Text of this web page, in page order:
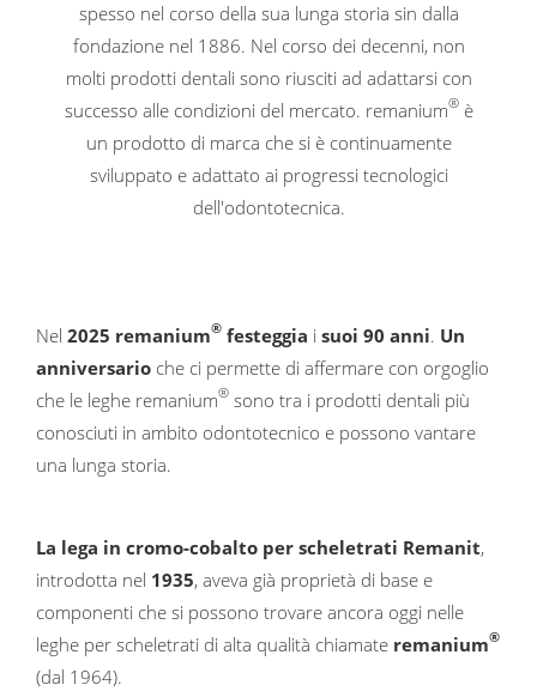
spesso nel corso della sua lunga storia sin dalla
fondazione nel 1886. Nel corso dei decenni, non
molti prodotti dentali sono riusciti ad adattarsi con
successo alle condizioni del mercato. remanium®è
un prodotto di marca che si è continuamente
sviluppato e adattato ai progressi tecnologici
dell'odontotecnica.
Nel 2025 remanium® festeggia i suoi 90 anni. Un
anniversario che ci permette di affermare con orgoglio
che le leghe remanium® sono tra i prodotti dentali più
conosciuti in ambito odontotecnico e possono vantare
una lunga storia.
La lega in cromo-cobalto per scheletrati Remanit,
introdotta nel 1935, aveva già proprietà di base e
componenti che si possono trovare ancora oggi nelle
leghe per scheletrati di alta qualità chiamate remanium®
(dal 1964).